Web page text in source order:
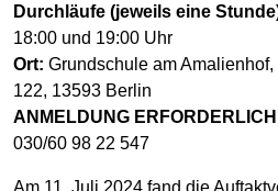
Durchläufe (jeweils eine
18:00 und 19:00 Uhr
Ort: Grundschule am
122, 13593 Berlin
ANMELDUNG
030/60 98 22 547
Am 11. Juli 2024 fand die